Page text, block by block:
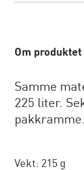
Om produktet
Samme
225 liter.
Vekt: 215 g